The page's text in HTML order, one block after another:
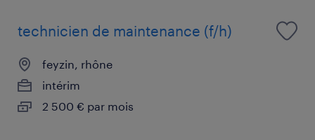
technicien de maintenance (f/h)
feyzin, rhône
intérim
2 500 € par mois